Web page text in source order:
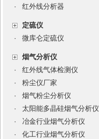
·
红外线分析器
定硫仪
·
微库仑定硫仪
烟气分析仪
·
红外线气体检测仪
·
粉尘仪厂家
·
烟气粉尘分析仪
·
太阳能多晶硅烟气分析仪
·
冶金行业烟气分析仪
·
化工行业烟气分析仪